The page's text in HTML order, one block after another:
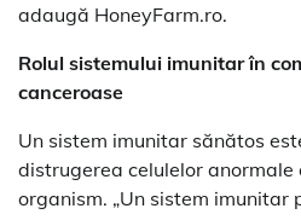
adaugă HoneyFarm.ro.
Rolul sistemului imunitar în
canceroase
Un sistem imunitar sănătos
distrugerea celulelor
organism. „Un sistem imunitar